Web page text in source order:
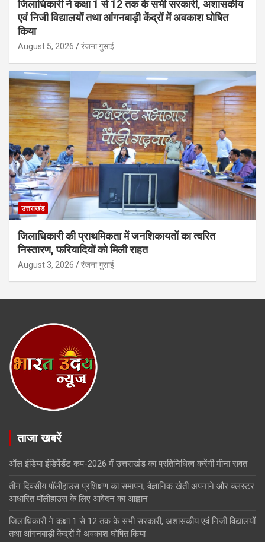
जिलाधिकारी ने कक्षा 1 से 12 तक के सभी सरकारी, अशासकीय
एवं निजी विद्यालयों तथा आंगनबाड़ी केंद्रों में अवकाश घोषित
किया
August 5, 2026 रंजना गुसाई
उत्तराखंड
जिलाधिकारी की प्राथमिकता में जनशिकायतों का त्वरित
निस्तारण, फरियादियों को मिली राहत
August 3, 2026 रंजना गुसाई
ताजा खबरें
ऑल इंडिया इंडिपेंडेंट कप-2026 में उत्तराखंड का प्रतिनिधित्व करेंगी मीना रावत
तीन दिवसीय पॉलीहाउस प्रशिक्षण का समापन, वैज्ञानिक खेती अपनाने और क्लस्टर
आधारित पॉलीहाउस के लिए आवेदन का आह्वान
जिलाधिकारी ने कक्षा 1 से 12 तक के सभी सरकारी, अशासकीय एवं निजी विद्यालयों
तथा आंगनबाड़ी केंद्रों में अवकाश घोषित किया